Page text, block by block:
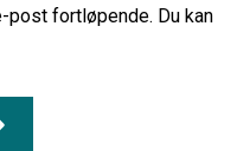
post fortløpende. Du kan